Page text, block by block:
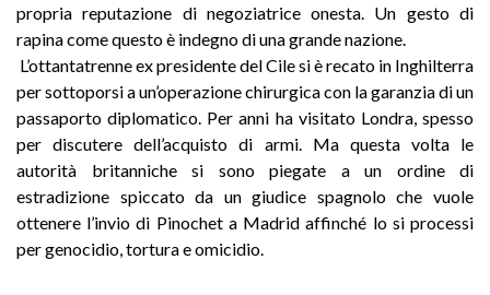
propria reputazione di negoziatrice onesta. Un gesto di
rapina come questo è indegno di una grande nazione.
L’ottantatrenne ex presidente del Cile si è recato in Inghilterra
per sottoporsi a un’operazione chirurgica con la garanzia di un
passaporto diplomatico. Per anni ha visitato Londra, spesso
per discutere dell’acquisto di armi. Ma questa volta le
autorità britanniche si sono piegate a un ordine di
estradizione spiccato da un giudice spagnolo che vuole
ottenere l’invio di Pinochet a Madrid affinché lo si processi
per genocidio, tortura e omicidio.